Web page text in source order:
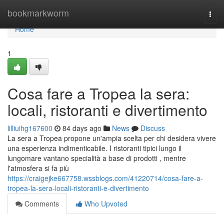
bookmarkworm
Home
Home
1
Cosa fare a Tropea la sera:
locali, ristoranti e divertimento
lilliuihg167600 84 days ago News
Discuss
La sera a Tropea propone un'ampia scelta per chi desidera vivere
una esperienza indimenticabile. I ristoranti tipici lungo il
lungomare vantano specialità a base di prodotti , mentre
l'atmosfera si fa più
https://craigejke667758.wssblogs.com/41220714/cosa-fare-a-
tropea-la-sera-locali-ristoranti-e-divertimento
Comments
Who Upvoted